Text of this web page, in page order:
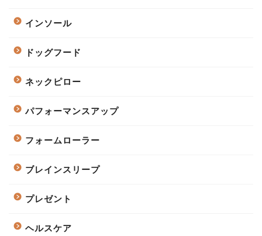
インソール
ドッグフード
ネックピロー
パフォーマンスアップ
フォームローラー
ブレインスリープ
プレゼント
ヘルスケア